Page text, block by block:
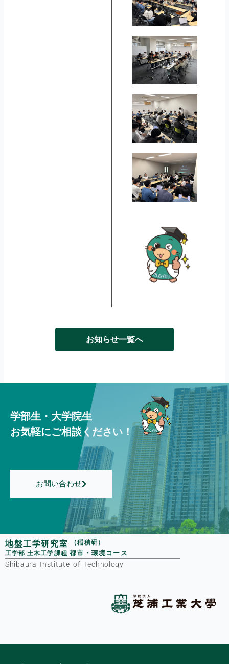
お知らせ一覧へ
学部生・大学院生
お気軽にご相談ください！
お問い合わせ
地盤工学研究室
（稲積研）
工学部 土木工学課程 都市・環境コース
Shibaura Institute of Technology